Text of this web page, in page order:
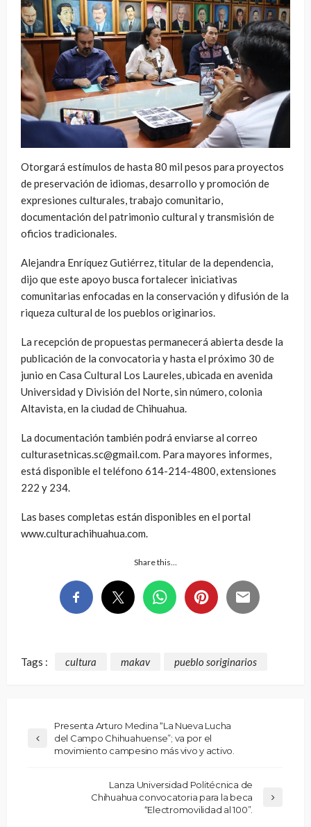
Otorgará estímulos de hasta 80 mil pesos para proyectos
de preservación de idiomas, desarrollo y promoción de
expresiones culturales, trabajo comunitario,
documentación del patrimonio cultural y transmisión de
oficios tradicionales.
Alejandra Enríquez Gutiérrez, titular de la dependencia,
dijo que este apoyo busca fortalecer iniciativas
comunitarias enfocadas en la conservación y difusión de la
riqueza cultural de los pueblos originarios.
La recepción de propuestas permanecerá abierta desde la
publicación de la convocatoria y hasta el próximo 30 de
junio en Casa Cultural Los Laureles, ubicada en avenida
Universidad y División del Norte, sin número, colonia
Altavista, en la ciudad de Chihuahua.
La documentación también podrá enviarse al correo
culturasetnicas.sc@gmail.com. Para mayores informes,
está disponible el teléfono 614-214-4800, extensiones
222 y 234.
Las bases completas están disponibles en el portal
www.culturachihuahua.com.
Share this…
Tags : cultura makav pueblo soriginarios
Presenta Arturo Medina “La Nueva Lucha
del Campo Chihuahuense”; va por el
movimiento campesino más vivo y activo.
Lanza Universidad Politécnica de
Chihuahua convocatoria para la beca
“Electromovilidad al 100”.